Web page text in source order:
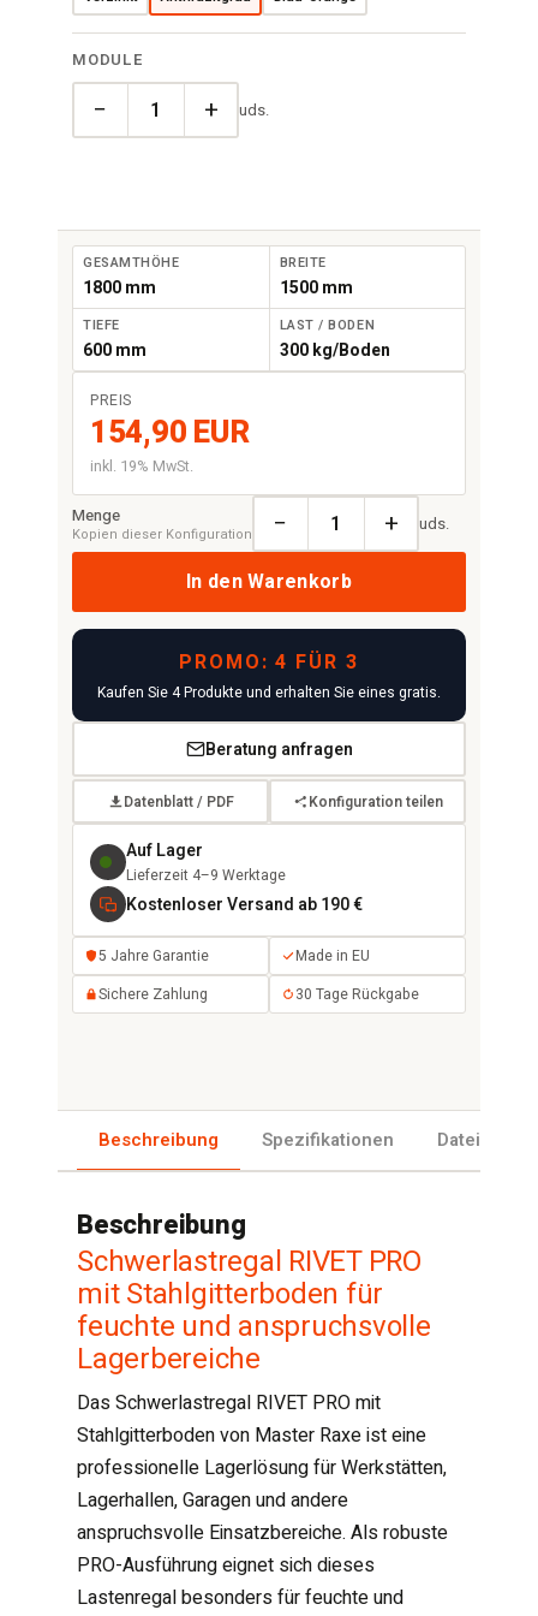
MODULE
− + uds.
GESAMTHÖHE
1800 mm
BREITE
1500 mm
TIEFE
600 mm
LAST / BODEN
300 kg/Boden
PREIS
154,90 EUR
inkl. 19% MwSt.
Menge
Kopien dieser Konfiguration − + uds.
In den Warenkorb
PROMO: 4 FÜR 3
Kaufen Sie 4 Produkte und erhalten Sie eines gratis.
Beratung anfragen
Datenblatt / PDF Konfiguration teilen
Auf Lager
Lieferzeit 4–9 Werktage
Kostenloser Versand ab 190 €
5 Jahre Garantie
Made in EU
Sichere Zahlung
30 Tage Rückgabe
Beschreibung Spezifikationen Dateien
Beschreibung
Schwerlastregal RIVET PRO
mit Stahlgitterboden für
feuchte und anspruchsvolle
Lagerbereiche
Das Schwerlastregal RIVET PRO mit
Stahlgitterboden von Master Raxe ist eine
professionelle Lagerlösung für Werkstätten,
Lagerhallen, Garagen und andere
anspruchsvolle Einsatzbereiche. Als robuste
PRO-Ausführung eignet sich dieses
Lastenregal besonders für feuchte und